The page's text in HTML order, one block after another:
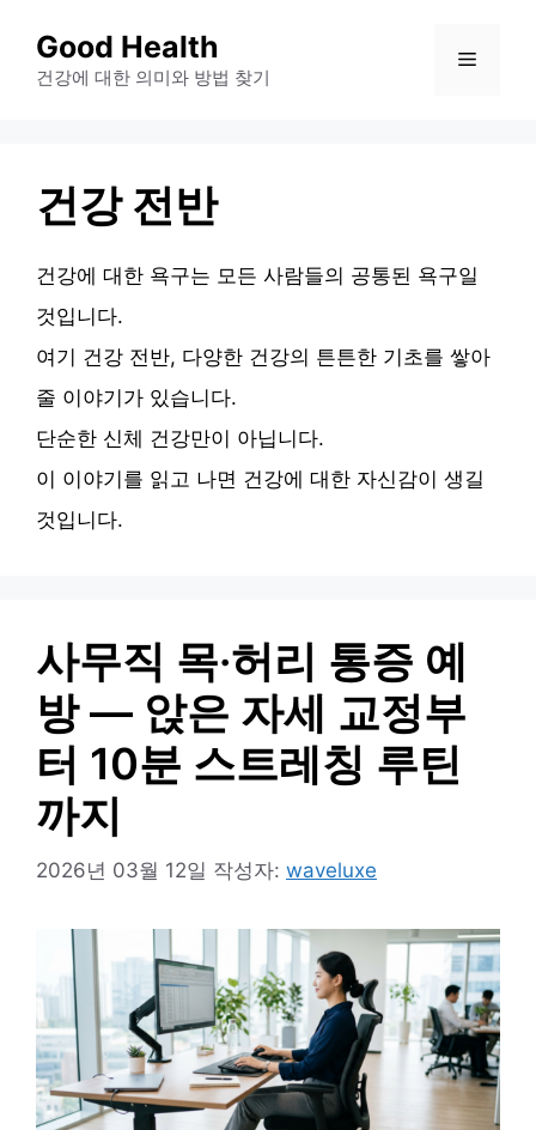
Good Health
건강에 대한 의미와 방법 찾기
메
건강 전반
건강에 대한 욕구는 모든 사람들의 공통된 욕구일
것입니다.
여기 건강 전반, 다양한 건강의 튼튼한 기초를 쌓아
줄 이야기가 있습니다.
단순한 신체 건강만이 아닙니다.
이 이야기를 읽고 나면 건강에 대한 자신감이 생길
것입니다.
사무직 목·허리 통증 예
방 — 앉은 자세 교정부
터 10분 스트레칭 루틴
까지
2026년 03월 12일 작성자: waveluxe